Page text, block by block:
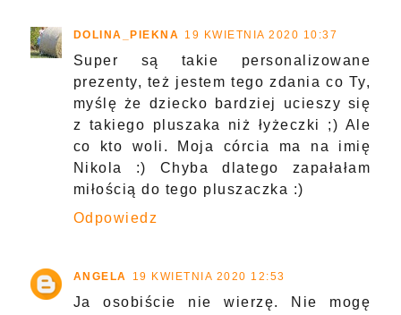
DOLINA_PIEKNA 19 KWIETNIA 2020 10:37
Super są takie personalizowane
prezenty, też jestem tego zdania co Ty,
myślę że dziecko bardziej ucieszy się
z takiego pluszaka niż łyżeczki ;) Ale
co kto woli. Moja córcia ma na imię
Nikola :) Chyba dlatego zapałałam
miłością do tego pluszaczka :)
Odpowiedz
ANGELA 19 KWIETNIA 2020 12:53
Ja osobiście nie wierzę. Nie mogę